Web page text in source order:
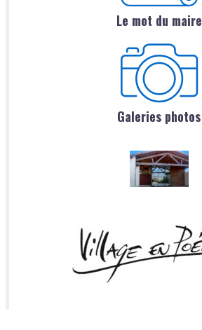
Le mot du maire
Galeries photos